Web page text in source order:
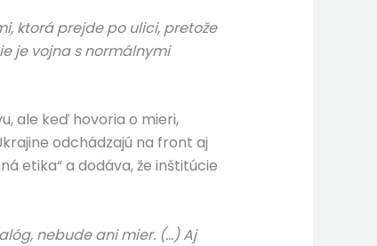
ktorá prejde po ulici, pretože
je vojna s normálnymi
ale keď hovoria o mieri,
odchádzajú na front aj
etika“ a dodáva, že inštitúcie
nebude ani mier. (…) Aj